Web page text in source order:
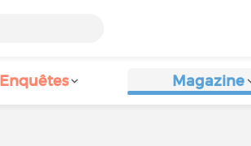
Enquêtes Magazine